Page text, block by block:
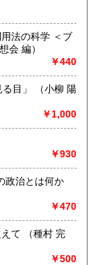
。
、レコード、
買い取りがで
します。お気軽
法の科学 ＜ブ
想会 編）
￥440
小柳 陽
￥1,000
￥930
政治とは何か
￥470
完
￥500